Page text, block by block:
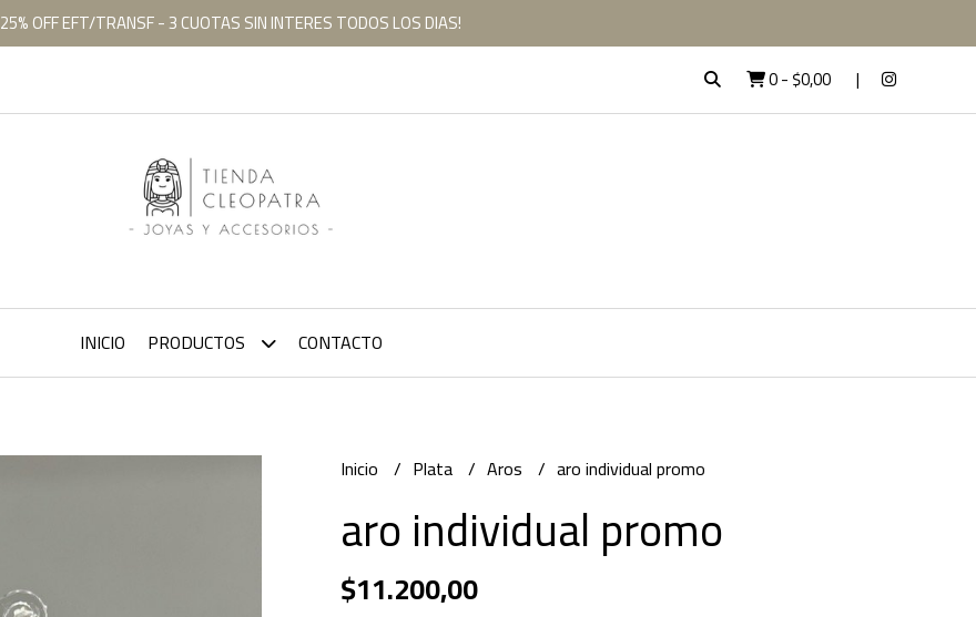
25% OFF EFT/TRANSF - 3 CUOTAS SIN INTERES TODOS LOS DIAS!
0-$0,00
INICIO PRODUCTOS CONTACTO
Inicio Plata Aros aro individual promo
aro individual promo
$11.200,00